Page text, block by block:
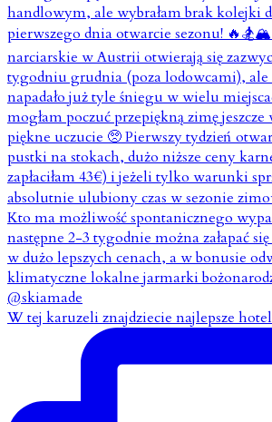
W tej karuzeli znajdziecie najlepsze